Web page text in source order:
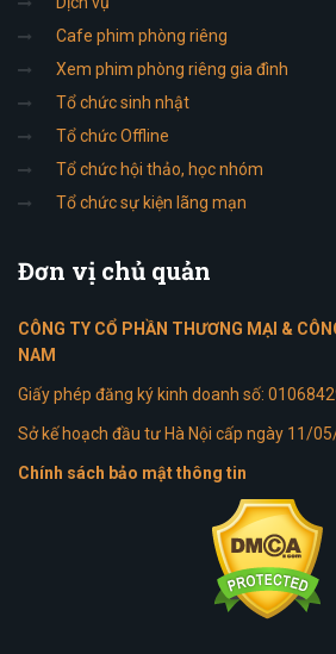
Cafe phim phòng riêng
Xem phim phòng riêng gia đình
Tổ chức sinh nhật
Tổ chức Offline
Tổ chức hội thảo, học nhóm
Tổ chức sự kiện lãng mạn
Đơn vị chủ quản
CÔNG TY CỔ PHẦN THƯƠNG MẠI &
NAM
Giấy phép đăng ký kinh doanh số:
Sở kế hoạch đầu tư Hà Nội cấp ngày 11/
Chính sách bảo mật thông tin